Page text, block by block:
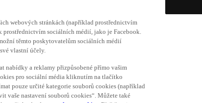
webových stránkách (například prostřednictvím
prostřednictvím sociálních médií, jako je Facebook.
těmto poskytovatelům sociálních médií
vlastní účely.
nabídky a reklamy přizpůsobené přímo vašim
pro sociální média kliknutím na tlačítko
pouze určité kategorie souborů cookies (například
vaše nastavení souborů cookies“. Můžete také